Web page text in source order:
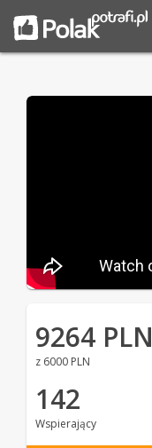
9264 PLN
z 6000 PLN
142
Wspierający